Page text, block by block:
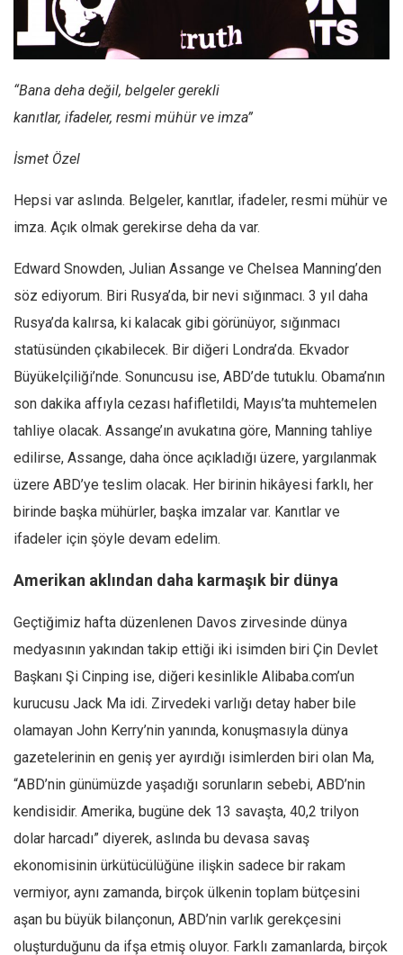
Facebook
Instagram
Editörden
Kemal Özer
Mahmut Toptaş
Yvonne Ridley
Yusuf Armağan
Hasanali Yıldırım
Leyla Şerif Emin
Selçuk Türkyılmaz
Mehmet Ali Tekin
Abir E. Nahas
Amina S. Jenenkovic
Bağdagül Öz
Esra Elönü
» Yazar arşivi
Tüm Sayılar
Kategoriler
Kültür Sanat
Kitap
Karisi kitap sualleri
Ekonomi
Spor
Manzara
Sağlık
Gıda-Beslenme
“Bana deha değil, belgeler gerekli
kanıtlar, ifadeler, resmi mühür ve imza”
İsmet Özel
Hepsi var aslında. Belgeler, kanıtlar, ifadeler, resmi mühür ve
imza. Açık olmak gerekirse deha da var.
Edward Snowden, Julian Assange ve Chelsea Manning’den
söz ediyorum. Biri Rusya’da, bir nevi sığınmacı. 3 yıl daha
Rusya’da kalırsa, ki kalacak gibi görünüyor, sığınmacı
statüsünden çıkabilecek. Bir diğeri Londra’da. Ekvador
Büyükelçiliği’nde. Sonuncusu ise, ABD’de tutuklu. Obama’nın
son dakika affıyla cezası hafifletildi, Mayıs’ta muhtemelen
tahliye olacak. Assange’ın avukatına göre, Manning tahliye
edilirse, Assange, daha önce açıkladığı üzere, yargılanmak
üzere ABD’ye teslim olacak. Her birinin hikâyesi farklı, her
birinde başka mühürler, başka imzalar var. Kanıtlar ve
ifadeler için şöyle devam edelim.
Amerikan aklından daha karmaşık bir dünya
Geçtiğimiz hafta düzenlenen Davos zirvesinde dünya
medyasının yakından takip ettiği iki isimden biri Çin Devlet
Başkanı Şi Cinping ise, diğeri kesinlikle Alibaba.com’un
kurucusu Jack Ma idi. Zirvedeki varlığı detay haber bile
olamayan John Kerry’nin yanında, konuşmasıyla dünya
gazetelerinin en geniş yer ayırdığı isimlerden biri olan Ma,
“ABD’nin günümüzde yaşadığı sorunların sebebi, ABD’nin
kendisidir. Amerika, bugüne dek 13 savaşta, 40,2 trilyon
dolar harcadı” diyerek, aslında bu devasa savaş
ekonomisinin ürkütücülüğüne ilişkin sadece bir rakam
vermiyor, aynı zamanda, birçok ülkenin toplam bütçesini
aşan bu büyük bilançonun, ABD’nin varlık gerekçesini
oluşturduğunu da ifşa etmiş oluyor. Farklı zamanlarda, birçok